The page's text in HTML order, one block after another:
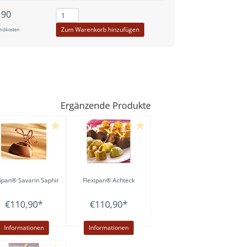
Zum Warenkorb hinzufügen
Ergänzende Produkte
Savarin Saphir
€110,90*
Informationen
Flexipan® Achteck
€110,90*
Informationen